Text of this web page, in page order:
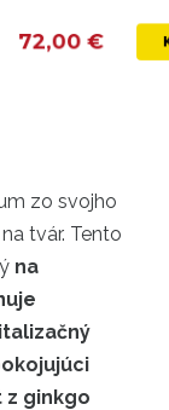
KÚPIŤ
zo svojho
tvár. Tento
na
z ginkgo